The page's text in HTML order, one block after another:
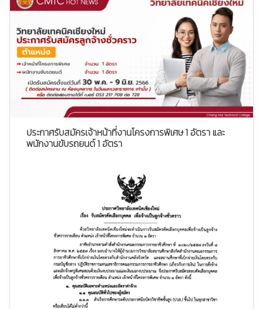
ประกาศรับสมัครเจ้าหน้าที่งานโครงการพิเศษ 1 อัตรา และ
พนักงานขับรถยนต์ 1 อัตรา